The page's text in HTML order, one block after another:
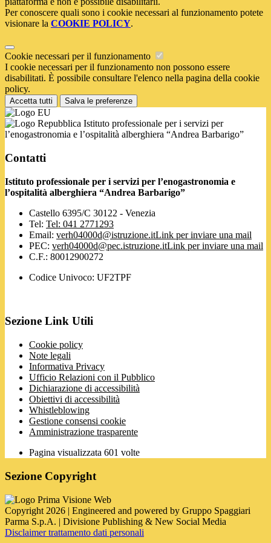
Per conoscere quali sono i cookie necessari al funzionamento potete
visionare la COOKIE POLICY.
Cookie necessari per il funzionamento
I cookie necessari per il funzionamento non possono essere
disabilitati. È possibile consultare l'elenco nella pagina della cookie
policy.
Accetta tutti Salva le preferenze
Istituto professionale per i servizi per
l’enogastronomia e l’ospitalità alberghiera “Andrea Barbarigo”
Contatti
Istituto professionale per i servizi per l’enogastronomia e
l’ospitalità alberghiera “Andrea Barbarigo”
Castello 6395/C 30122 - Venezia
Tel: Tel: 041 2771293
Email: verh04000d@istruzione.itLink per inviare una mail
PEC: verh04000d@pec.istruzione.itLink per inviare una mail
C.F.: 80012900272
Codice Univoco: UF2TPF
Sezione Link Utili
Cookie policy
Note legali
Informativa Privacy
Ufficio Relazioni con il Pubblico
Dichiarazione di accessibilità
Obiettivi di accessibilità
Whistleblowing
Gestione consensi cookie
Amministrazione trasparente
Pagina visualizzata 601 volte
Sezione Copyright
Copyright 2026 | Engineered and powered by Gruppo Spaggiari
Parma S.p.A. | Divisione Publishing & New Social Media
Disclaimer trattamento dati personali